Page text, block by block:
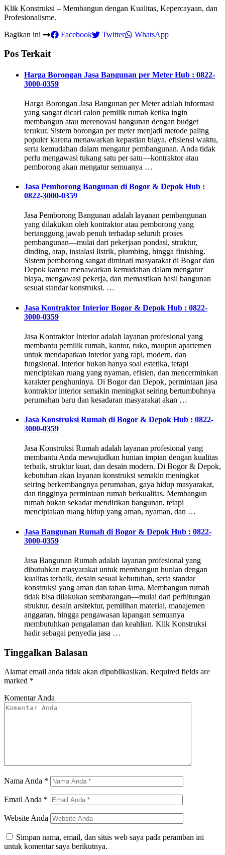
Klik Konstruksi – Membangun dengan Kualitas, Kepercayaan, dan
Profesionalisme.
Bagikan ini
Facebook Twitter WhatsApp
Pos Terkait
Harga Borongan Jasa Bangunan per Meter Hub : 0822-
3000-0359
Harga Borongan Jasa Bangunan per Meter adalah informasi
yang sangat dicari calon pemilik rumah ketika ingin
membangun atau merenovasi bangunan dengan budget
terukur. Sistem borongan per meter menjadi metode paling
populer karena menawarkan kepastian biaya, efisiensi waktu,
serta kemudahan dalam mengatur pembangunan. Anda tidak
perlu mengawasi tukang satu per satu—kontraktor atau
pemborong akan mengatur semuanya …
Jasa Pemborong Bangunan di Bogor & Depok Hub :
0822-3000-0359
Jasa Pemborong Bangunan adalah layanan pembangunan
yang dilakukan oleh kontraktor atau pemborong yang
bertanggung jawab penuh terhadap seluruh proses
pembangunan—mulai dari pekerjaan pondasi, struktur,
dinding, atap, instalasi listrik, plumbing, hingga finishing.
Sistem pemborong sangat diminati masyarakat di Bogor dan
Depok karena menawarkan kemudahan dalam mengatur
biaya, mengawasi pekerja, dan memastikan hasil bangunan
sesuai standar konstruksi. …
Jasa Kontraktor Interior Bogor & Depok Hub : 0822-
3000-0359
Jasa Kontraktor Interior adalah layanan profesional yang
membantu pemilik rumah, kantor, ruko, maupun apartemen
untuk mendapatkan interior yang rapi, modern, dan
fungsional. Interior bukan hanya soal estetika, tetapi
menciptakan ruang yang nyaman, efisien, dan mencerminkan
karakter penghuninya. Di Bogor dan Depok, permintaan jasa
kontraktor interior semakin meningkat seiring bertumbuhnya
perumahan baru dan kesadaran masyarakat akan …
Jasa Konstruksi Rumah di Bogor & Depok Hub : 0822-
3000-0359
Jasa Konstruksi Rumah adalah layanan profesional yang
membantu Anda mewujudkan hunian impian dengan kualitas
terbaik, struktur kuat, dan desain modern. Di Bogor & Depok,
kebutuhan akan layanan konstruksi semakin meningkat
seiring berkembangnya perumahan, gaya hidup masyarakat,
dan tingginya permintaan rumah berkualitas. Membangun
rumah bukan sekadar mendirikan bangunan, tetapi
menciptakan ruang hidup yang aman, nyaman, dan …
Jasa Bangunan Rumah di Bogor & Depok Hub : 0822-
3000-0359
Jasa Bangunan Rumah adalah layanan profesional yang
dibutuhkan masyarakat untuk membangun hunian dengan
kualitas terbaik, desain sesuai kebutuhan, serta standar
konstruksi yang aman dan tahan lama. Membangun rumah
tidak bisa dilakukan sembarangan—mulai dari perhitungan
struktur, desain arsitektur, pemilihan material, manajemen
anggaran, hingga pengawasan lapangan semuanya
membutuhkan pengalaman dan keahlian. Klik Konstruksi
hadir sebagai penyedia jasa …
Tinggalkan Balasan
Alamat email anda tidak akan dipublikasikan. Required fields are
marked *
Komentar Anda
Nama Anda *
Email Anda *
Website Anda
Simpan nama, email, dan situs web saya pada peramban ini
untuk komentar saya berikutnya.